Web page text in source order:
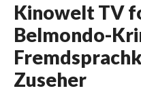
Kinowelt TV
Belmondo-
Zuseher